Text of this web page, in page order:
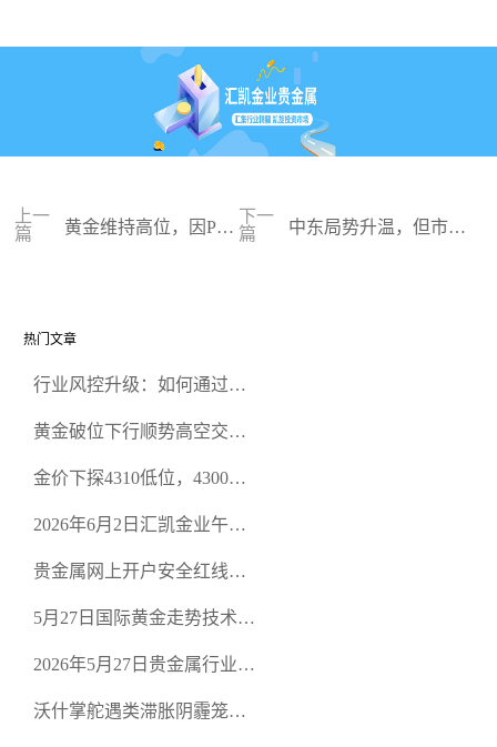
上一
篇
黄金维持高位，因PPI
下一
篇
中东局势升温，但市场
热门文章
行业风控升级：如何通过正
规黄金开户交易平台？
黄金破位下行顺势高空交易
金价下探4310低位，4300关
2026年6月2日汇凯金业午盘
空头清算算法如何布防？
贵金属网上开户安全红线：
恶意洗盘陷阱
5月27日国际黄金走势技术盘
规黄金平台全方位行情解析
2026年5月27日贵金属行业新
正规贵金属开户平台迎开户
沃什掌舵遇类滞胀阴霾笼